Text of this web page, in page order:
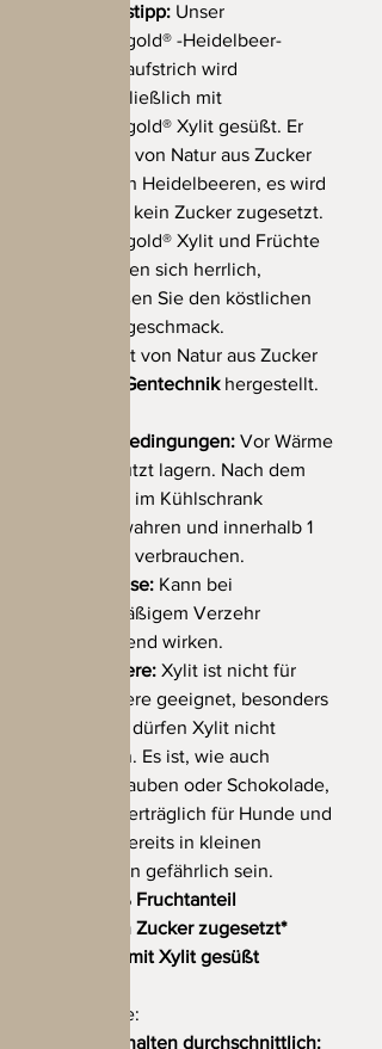
Genusstipp: Unser
Birkengold® -Heidelbeer-
Fruchtaufstrich wird
ausschließlich mit
Birkengold® Xylit gesüßt. Er
enthält von Natur aus Zucker
aus den Heidelbeeren, es wird
jedoch kein Zucker zugesetzt.
Birkengold® Xylit und Früchte
ergänzen sich herrlich,
genießen Sie den köstlichen
Fruchtgeschmack.
*enthält von Natur aus Zucker
Ohne Gentechnikhergestellt.
Lagerbedingungen: Vor Wärme
geschützt lagern. Nach dem
Öffnen im Kühlschrank
aufbewahren und innerhalb 1
Woche verbrauchen.
Hinweise: Kann bei
übermäßigem Verzehr
abführend wirken.
Haustiere: Xylit ist nicht für
Haustiere geeignet, besonders
Hunde dürfen Xylit nicht
fressen. Es ist, wie auch
Weintrauben oder Schokolade,
nicht verträglich für Hunde und
kann bereits in kleinen
Mengen gefährlich sein.
70% Fruchtanteil
kein Zucker zugesetzt*
nur mit Xylit gesüßt
Nährwerte:
100 g enthalten durchschnittlich: